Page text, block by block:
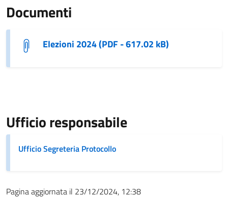
Documenti
Elezioni 2024 (PDF - 617.02 kB)
Ufficio responsabile
Ufficio Segreteria Protocollo
Pagina aggiornata il 23/12/2024, 12:38